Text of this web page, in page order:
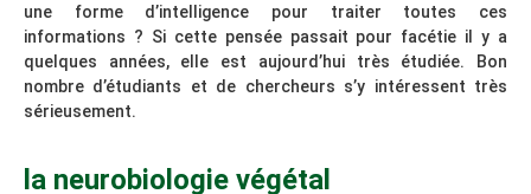
une forme d’intelligence pour traiter toutes ces
informations ? Si cette pensée passait pour facétie il y a
quelques années, elle est aujourd’hui très étudiée. Bon
nombre d’étudiants et de chercheurs s’y intéressent très
sérieusement.
la neurobiologie végétal